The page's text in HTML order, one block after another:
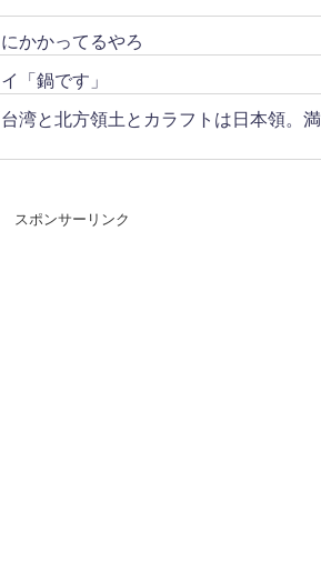
かかってるやろ
「鍋です」
湾と北方領土とカラフトは日本領。満
スポンサーリンク